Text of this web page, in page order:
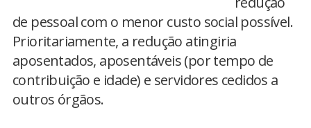
de pessoal com o menor custo social possível.
Prioritariamente, a redução atingiria
aposentados, aposentáveis (por tempo de
contribuição e idade) e servidores cedidos a
outros órgãos.